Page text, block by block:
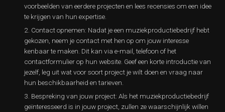
voorbeelden van eerdere projecten en lees recensies om een idee
te krijgen van hun expertise.
Contact opnemen: Nadat je een muziekproductiebedrijf hebt
gekozen, neem je contact met hen op om jouw interesse
kenbaar te maken. Dit kan via e-mail, telefoon of het
contactformulier op hun website. Geef een korte introductie van
jezelf, leg uit wat voor soort project je wilt doen en vraag naar
hun beschikbaarheid en tarieven.
Bespreking van jouw project: Als het muziekproductiebedrijf
geïnteresseerd is in jouw project, zullen ze waarschijnlijk willen